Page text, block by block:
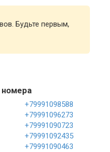
Будьте первым,
+79991098588
+79991096273
+79991090723
+79991092435
+79991090463